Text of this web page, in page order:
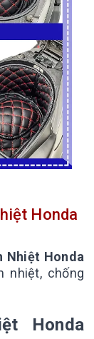
Honda
Nhiệt Honda
nhiệt, chống
Honda